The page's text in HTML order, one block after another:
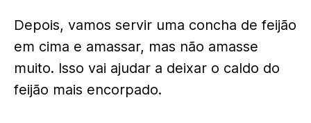
Depois, vamos servir uma concha de feijão
em cima e amassar, mas não amasse
muito. Isso vai ajudar a deixar o caldo do
feijão mais encorpado.